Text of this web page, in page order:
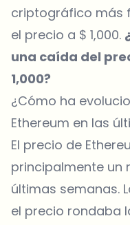
criptográfico más
el precio a $ 1,000.
una caída del
1,000?
¿Cómo ha
Ethereum en las
El precio de
principalmente un
últimas semanas.
el precio rondaba